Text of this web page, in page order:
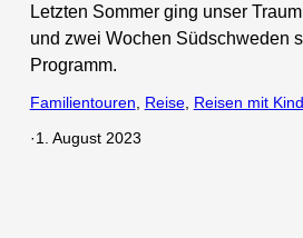
Letzten Sommer ging unser
und zwei Wochen Südschweden
Programm.
Familientouren, Reise, Reisen mit
·1. August 2023